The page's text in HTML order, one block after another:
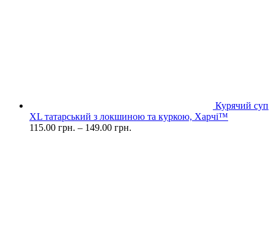
Курячий суп
XL татарський з локшиною та куркою, Харчі™
115.00 грн. – 149.00 грн.